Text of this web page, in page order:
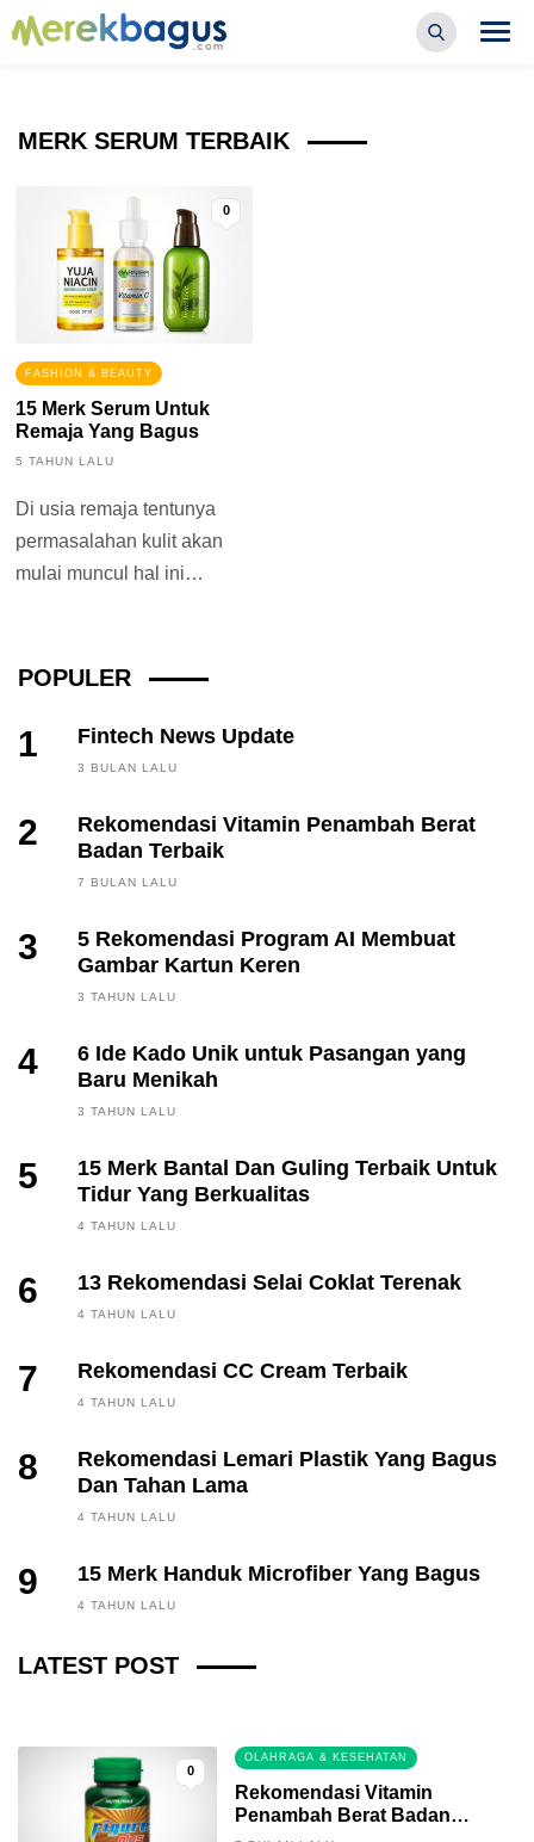
MERK SERUM TERBAIK
0
FASHION & BEAUTY
15 Merk Serum Untuk
Remaja Yang Bagus
5 TAHUN LALU
Di usia remaja tentunya
permasalahan kulit akan
mulai muncul hal ini
hormonal. Tak...
POPULER
1 Fintech News Update
3 BULAN LALU
2
Rekomendasi Vitamin Penambah Berat
Badan Terbaik
7 BULAN LALU
3
5 Rekomendasi Program AI Membuat
Gambar Kartun Keren
3 TAHUN LALU
4
6 Ide Kado Unik untuk Pasangan yang
Baru Menikah
3 TAHUN LALU
5
15 Merk Bantal Dan Guling Terbaik Untuk
Tidur Yang Berkualitas
4 TAHUN LALU
6 13 Rekomendasi Selai Coklat Terenak
4 TAHUN LALU
7 Rekomendasi CC Cream Terbaik
4 TAHUN LALU
8
Rekomendasi Lemari Plastik Yang Bagus
Dan Tahan Lama
4 TAHUN LALU
9 15 Merk Handuk Microfiber Yang Bagus
4 TAHUN LALU
LATEST POST
FINANCE, INVESTING
3 BULAN LALU
0
OLAHRAGA & KESEHATAN
Rekomendasi Vitamin
Penambah Berat Badan
Terbaik